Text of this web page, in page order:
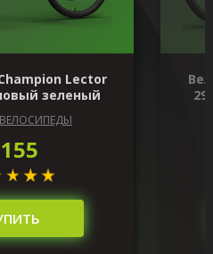
Lector
зеленый